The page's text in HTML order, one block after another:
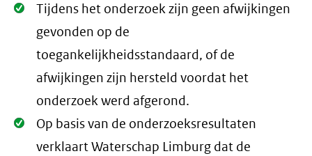
Oké.
Tijdens het onderzoek zijn geen afwijkingen
gevonden op de
toegankelijkheidsstandaard, of de
afwijkingen zijn hersteld voordat het
onderzoek werd afgerond.
Oké.
Op basis van de onderzoeksresultaten
verklaart Waterschap Limburg dat de